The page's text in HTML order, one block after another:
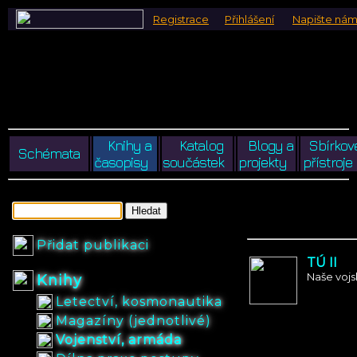
Registrace Přihlášení Napište nám
Schémata
Knihy a
časopisy
Katalog
součástek
Blogy a
projekty
přístroje
Přidat publikaci
Knihy
Letectví, kosmonautika
Magazíny (jednotlivé)
Vojenství, armáda
TÚ II
Naše